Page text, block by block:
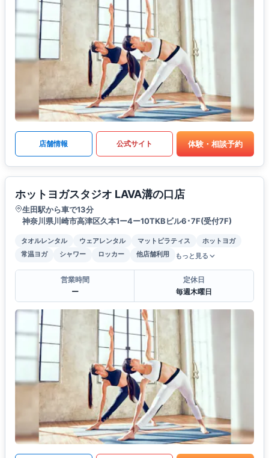
店舗情報 公式サイト 体験・相談予約
ホットヨガスタジオ LAVA溝の口店
生田駅から車で13分
神奈川県川崎市高津区久本1ー4ー10TKBビル6･7F(受付7F)
タオルレンタル ウェアレンタル マットピラティス
ホットヨガ
常温ヨガ
シャワー ロッカー 他店舗利用 もっと見る
営業時間
ー
定休日
毎週木曜日